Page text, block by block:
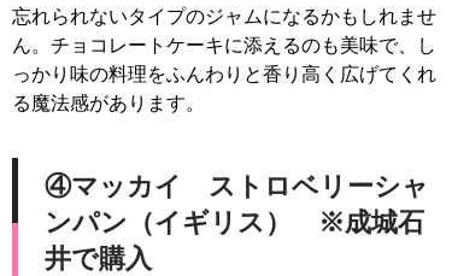
忘れられないタイプのジャムになるかもしれませ
ん。チョコレートケーキに添えるのも美味で、し
っかり味の料理をふんわりと香り高く広げてくれ
る魔法感があります。
④マッカイ ストロベリーシャ
ンパン（イギリス） ※成城石
井で購入